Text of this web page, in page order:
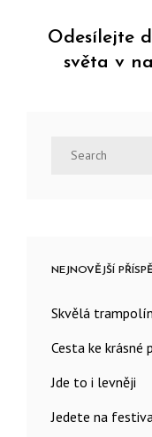
Odesílejte
světa v
Search
NEJNOVĚJŠÍ
Skvělá
Cesta ke krásné
Jde to i levněji
Jedete na